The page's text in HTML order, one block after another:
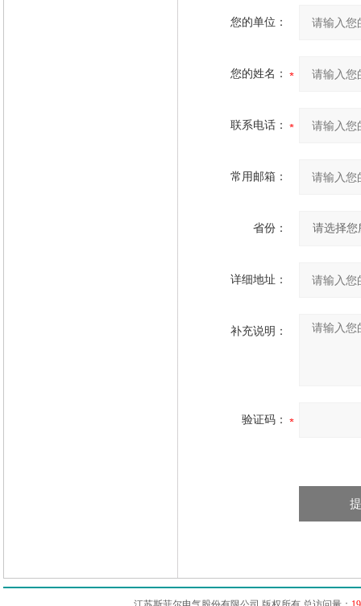
您的单位：
您的姓名：
联系电话：
常用邮箱：
省份：
详细地址：
补充说明：
验证码：